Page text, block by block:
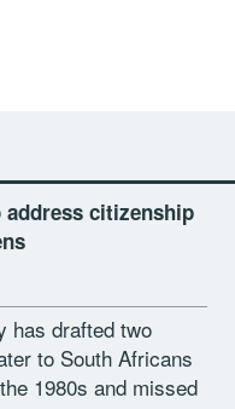
citizenship
has drafted two
to South Africans
1980s and missed